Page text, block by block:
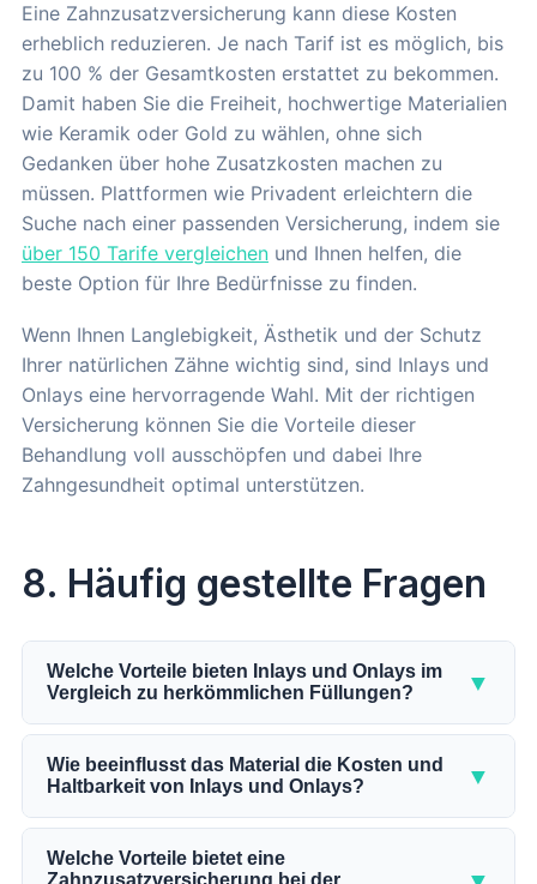
Eine Zahnzusatzversicherung kann diese Kosten
erheblich reduzieren. Je nach Tarif ist es möglich, bis
zu 100 % der Gesamtkosten erstattet zu bekommen.
Damit haben Sie die Freiheit, hochwertige Materialien
wie Keramik oder Gold zu wählen, ohne sich
Gedanken über hohe Zusatzkosten machen zu
müssen. Plattformen wie Privadent erleichtern die
Suche nach einer passenden Versicherung, indem sie
über 150 Tarife vergleichen und Ihnen helfen, die
beste Option für Ihre Bedürfnisse zu finden.
Wenn Ihnen Langlebigkeit, Ästhetik und der Schutz
Ihrer natürlichen Zähne wichtig sind, sind Inlays und
Onlays eine hervorragende Wahl. Mit der richtigen
Versicherung können Sie die Vorteile dieser
Behandlung voll ausschöpfen und dabei Ihre
Zahngesundheit optimal unterstützen.
8. Häufig gestellte Fragen
Welche Vorteile bieten Inlays und Onlays im
Vergleich zu herkömmlichen Füllungen?
▼
Inlays und Onlays bieten eine hervorragende
Lösung für Zahnrestaurationen, insbesondere im
Vergleich zu herkömmlichen Füllungen. Sie
bestehen aus hochwertigen Materialien wie
Keramik ,Goldoder speziellen Legierungen, die für
Wie beeinflusst das Material die Kosten und
Haltbarkeit von Inlays und Onlays?
▼
Die Materialwahl spielt eine entscheidende Rolle
bei den Kosten und der Lebensdauer von Inlays und
Welche Vorteile bietet eine